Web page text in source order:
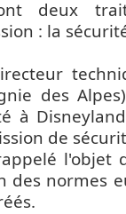
deux
: la
des
à
de
l'objet
des normes